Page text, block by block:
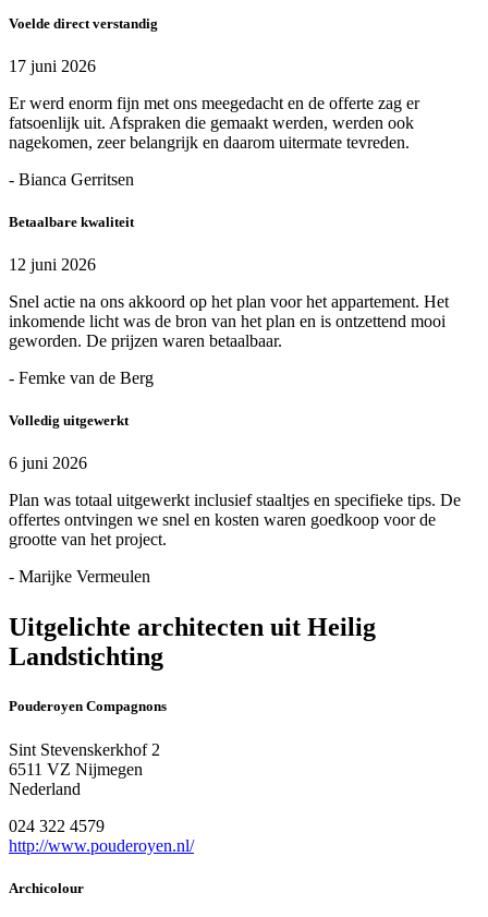
Voelde direct verstandig
17 juni 2026
Er werd enorm fijn met ons meegedacht en de offerte zag er
fatsoenlijk uit. Afspraken die gemaakt werden, werden ook
nagekomen, zeer belangrijk en daarom uitermate tevreden.
- Bianca Gerritsen
Betaalbare kwaliteit
12 juni 2026
Snel actie na ons akkoord op het plan voor het appartement. Het
inkomende licht was de bron van het plan en is ontzettend mooi
geworden. De prijzen waren betaalbaar.
- Femke van de Berg
Volledig uitgewerkt
6 juni 2026
Plan was totaal uitgewerkt inclusief staaltjes en specifieke tips. De
offertes ontvingen we snel en kosten waren goedkoop voor de
grootte van het project.
- Marijke Vermeulen
Uitgelichte architecten uit Heilig
Landstichting
Pouderoyen Compagnons
Sint Stevenskerkhof 2
6511 VZ Nijmegen
Nederland
024 322 4579
http://www.pouderoyen.nl/
Archicolour